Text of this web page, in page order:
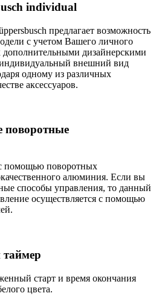
individual
предлагает возможность
с учетом Вашего личного
дизайнерскими
внешний вид
одному из различных
аксессуаров.
поворотные
помощью поворотных
алюминия. Если вы
способы управления, то данный
осуществляется с помощью
старт и время окончания
цвета.